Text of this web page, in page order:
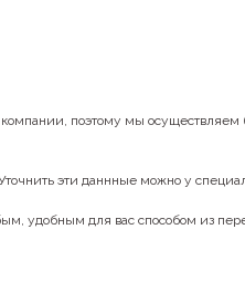
поэтому мы осуществляем
эти даннные можно у
удобным для вас способом из